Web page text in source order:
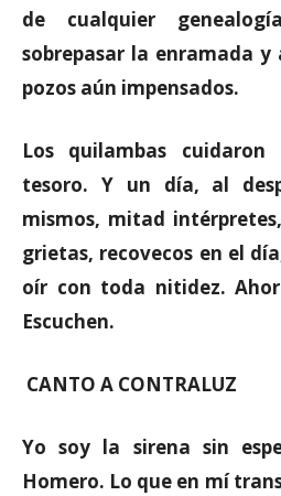
de cualquier
sobrepasar la enramada
pozos aún impensados.
Los quilambas
tesoro. Y un día, al
mismos, mitad
grietas, recovecos en el
oír con toda nitidez.
Escuchen.
CANTO A CONTRALUZ
Yo soy la sirena sin
Homero. Lo que en mí